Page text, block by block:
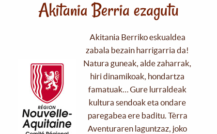
Akitania Berria ezagutu
Akitania Berriko eskualdea
zabala bezain harrigarria da!
Natura guneak, alde zaharrak,
hiri dinamikoak, hondartza
famatuak… Gure lurraldeak
kultura sendoak eta ondare
paregabea ere baditu. Tèrra
Aventuraren laguntzaz, joko